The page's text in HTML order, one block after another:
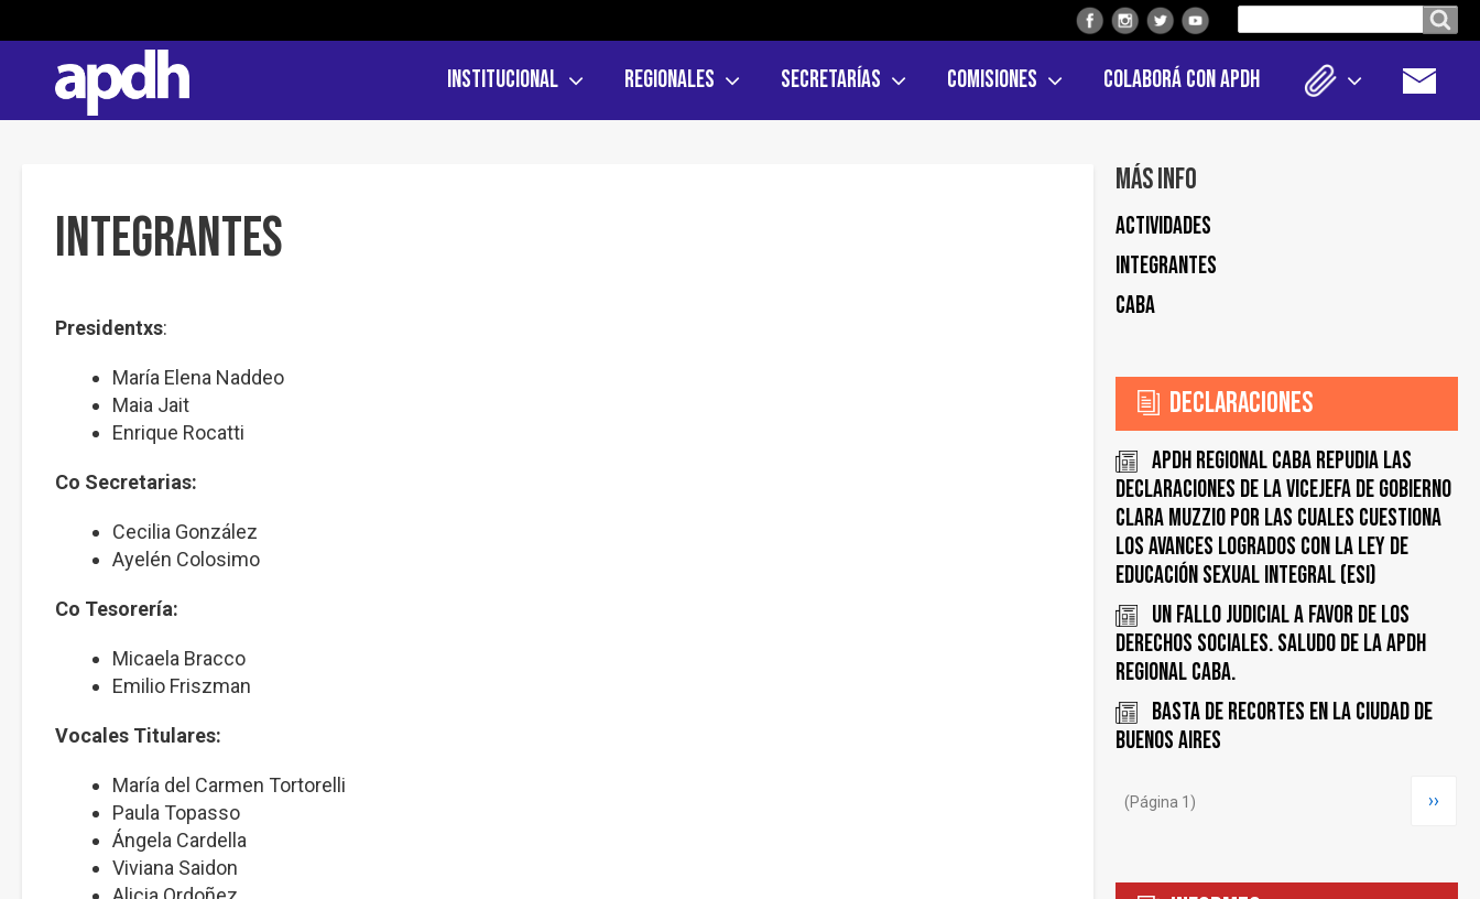
el
sitio
Institucional Regionales Secretarías Comisiones Colaborá con APDH
Integrantes
Presidentxs:
María Elena Naddeo
Maia Jait
Enrique Rocatti
Co Secretarias:
Cecilia González
Ayelén Colosimo
Co Tesorería:
Micaela Bracco
Emilio Friszman
Vocales Titulares:
María del Carmen Tortorelli
Paula Topasso
Ángela Cardella
Viviana Saidon
Más info
Actividades
Integrantes
CABA
Declaraciones
APDH regional CABA repudia las
declaraciones de la vicejefa de Gobierno
Clara Muzzio por las cuales cuestiona
los avances logrados con la Ley de
Educación Sexual integral (ESI)
UN FALLO JUDICIAL A FAVOR DE LOS
DERECHOS SOCIALES. SALUDO DE LA APDH
REGIONAL CABA.
Basta de recortes en la Ciudad de
Buenos Aires
(Página 1) ››